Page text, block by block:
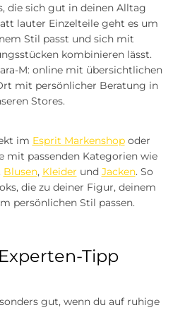
die sich gut in deinen Alltag
lauter Einzelteile geht es um
Stil passt und sich mit
kombinieren lässt.
M: online mit übersichtlichen
mit persönlicher Beratung in
Stores.
im Esprit Markenshopoder
mit passenden Kategorien wie
Blusen, Kleider und Jacken. So
die zu deiner Figur, deinem
persönlichen Stil passen.
Tipp
gut, wenn du auf ruhige